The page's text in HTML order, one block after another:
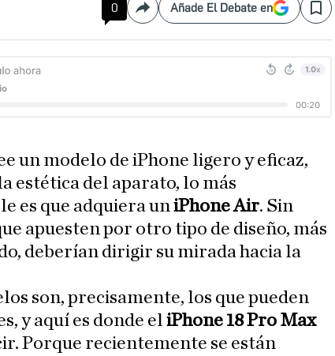
0 CompartirAñade El Debate en Save
un modelo de iPhone ligero y eficaz,
estética del aparato, lo más
es que adquiera uniPhone Air. Sin
apuesten por otro tipo de diseño, más
deberían dirigir su mirada hacia la
son, precisamente, los que pueden
y aquí es donde el iPhone 18 Pro Max
Porque recientemente se están